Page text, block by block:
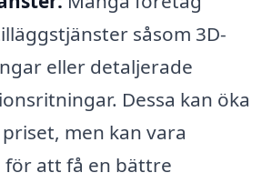
såsom 3D-
eller detaljerade
Dessa kan öka
men kan vara
för att få en bättre